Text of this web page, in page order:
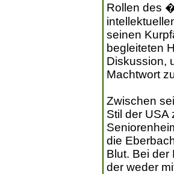
Rollen des
seinen
begleiteten
Diskussion,
Machtwort
Zwischen
Stil der USA
die
Blut. Bei der
der weder